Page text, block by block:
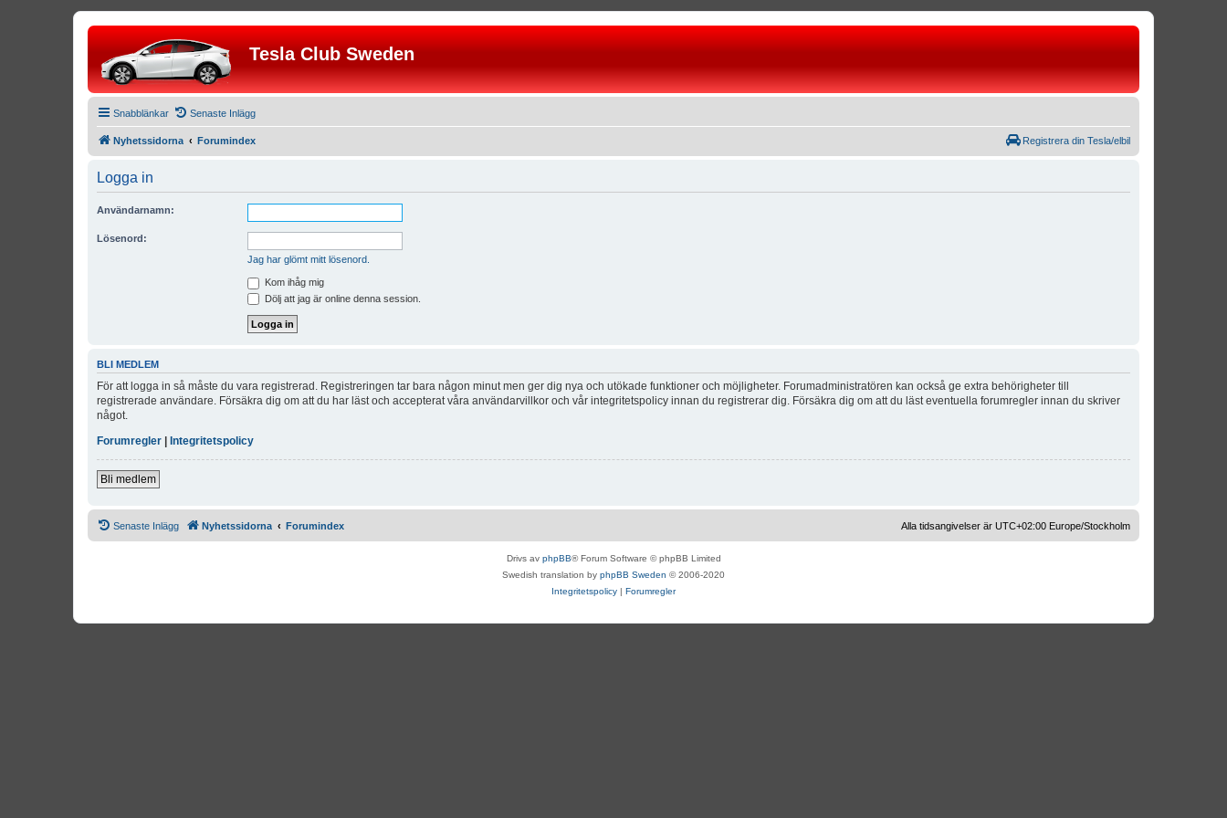
Tesla Club Sweden
Snabblänkar Senaste Inlägg
Nyhetssidorna Forumindex Registrera din Tesla/elbil
Logga in
Användarnamn:
Lösenord:
Jag har glömt mitt lösenord.
Kom ihåg mig
Dölj att jag är online denna session.
BLI MEDLEM
För att logga in så måste du vara registrerad. Registreringen tar bara någon minut men ger dig nya och utökade funktioner och möjligheter. Forumadministratören kan också ge extra behörigheter till
registrerade användare. Försäkra dig om att du har läst och accepterat våra användarvillkor och vår integritetspolicy innan du registrerar dig. Försäkra dig om att du läst eventuella forumregler innan du skriver
något.
Forumregler | Integritetspolicy
Bli medlem
Senaste Inlägg Nyhetssidorna Forumindex Alla tidsangivelser är UTC+02:00 Europe/Stockholm
Drivs av phpBB® Forum Software © phpBB Limited
Swedish translation by phpBB Sweden © 2006-2020
Integritetspolicy | Forumregler